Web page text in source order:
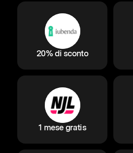
20% di sconto
1 mese gratis